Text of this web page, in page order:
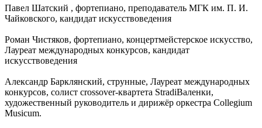
Павел Шатский , фортепиано, преподаватель МГК им. П. И.
Чайковского, кандидат искусствоведения
Роман Чистяков, фортепиано, концертмейстерское искусство,
Лауреат международных конкурсов, кандидат
искусствоведения
Александр Барклянский, струнные, Лауреат международных
конкурсов, солист crossover-квартета StradiВаленки,
художественный руководитель и дирижёр оркестра Collegium
Musicum.